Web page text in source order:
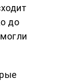
до